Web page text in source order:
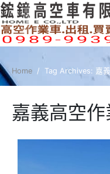
Home Tag Archives: 嘉
嘉義高空